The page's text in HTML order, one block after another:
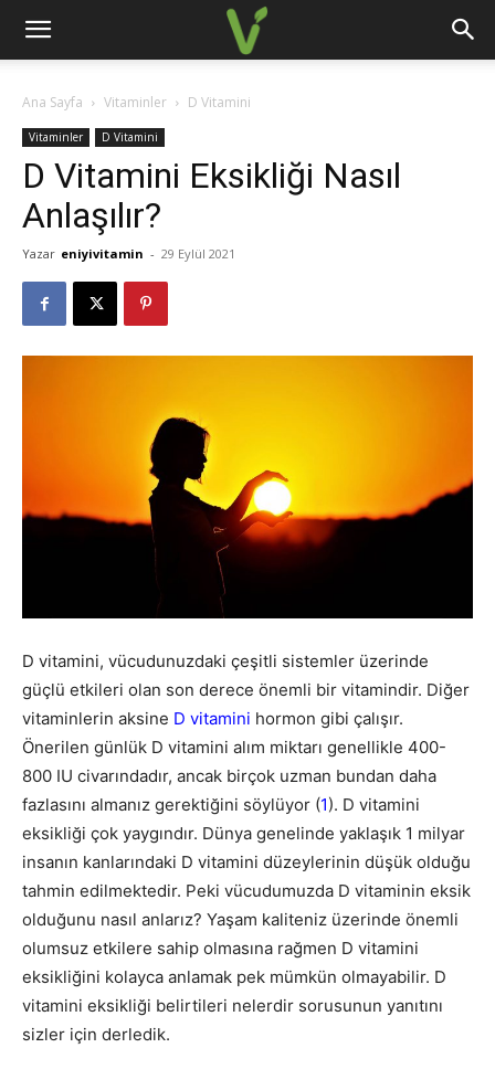
Ana Sayfa Vitaminler D Vitamini
Vitaminler D Vitamini
D Vitamini Eksikliği Nasıl
Anlaşılır?
Yazar eniyivitamin - 29 Eylül 2021
D vitamini, vücudunuzdaki çeşitli sistemler üzerinde
güçlü etkileri olan son derece önemli bir vitamindir. Diğer
vitaminlerin aksine D vitamini hormon gibi çalışır.
Önerilen günlük D vitamini alım miktarı genellikle 400-
800 IU civarındadır, ancak birçok uzman bundan daha
fazlasını almanız gerektiğini söylüyor (1). D vitamini
eksikliği çok yaygındır. Dünya genelinde yaklaşık 1 milyar
insanın kanlarındaki D vitamini düzeylerinin düşük olduğu
tahmin edilmektedir. Peki vücudumuzda D vitaminin eksik
olduğunu nasıl anlarız? Yaşam kaliteniz üzerinde önemli
olumsuz etkilere sahip olmasına rağmen D vitamini
eksikliğini kolayca anlamak pek mümkün olmayabilir. D
vitamini eksikliği belirtileri nelerdir sorusunun yanıtını
sizler için derledik.